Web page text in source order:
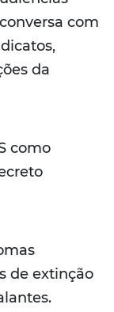
com
da
como
de extinção